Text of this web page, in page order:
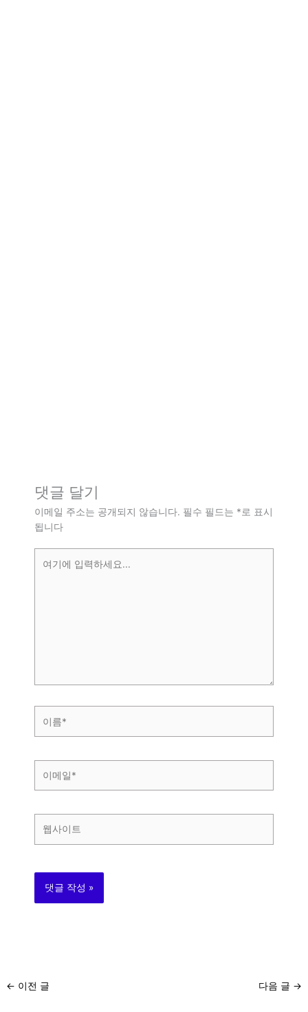
댓글 달기
이메일 주소는 공개되지 않습니다. 필수 필드는 *로 표시
됩니다
*
← 이전 글 다음 글 →